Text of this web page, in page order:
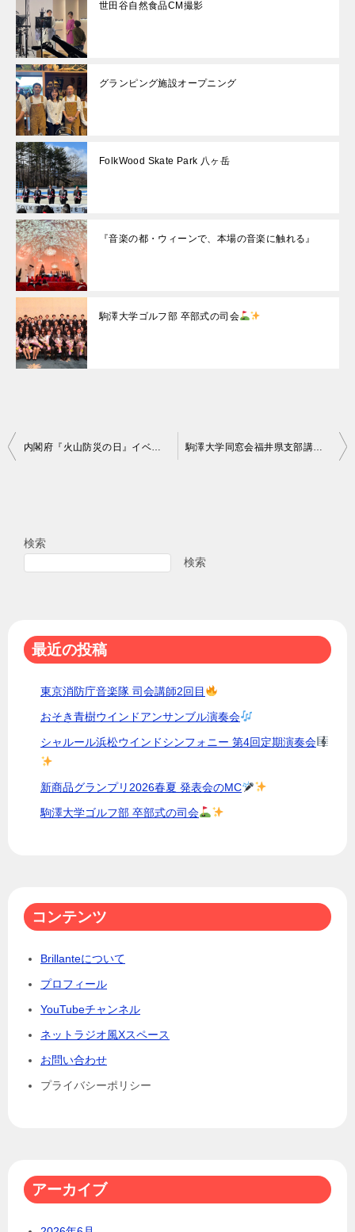
世田谷自然食品CM撮影
グランピング施設オープニング
FolkWood Skate Park 八ヶ岳
『音楽の都・ウィーンで、本場の音楽に触れる』
駒澤大学ゴルフ部 卒部式の司会
投
ゲ
ー
ン
内閣府『火山防災の日』イベント 駒澤大学同窓会福井県支部講演会
検索
検索
最近の投稿
東京消防庁音楽隊 司会講師2回目
おそき青樹ウインドアンサンブル演奏会
シャルール浜松ウインドシンフォニー 第4回定期演奏会
新商品グランプリ2026春夏 発表会のMC
駒澤大学ゴルフ部 卒部式の司会
コンテンツ
Brillanteについて
プロフィール
YouTubeチャンネル
ネットラジオ風Xスペース
お問い合わせ
プライバシーポリシー
アーカイブ